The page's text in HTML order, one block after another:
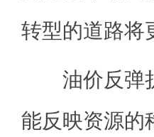
转型的道路将
油价反弹折
能反映资源的